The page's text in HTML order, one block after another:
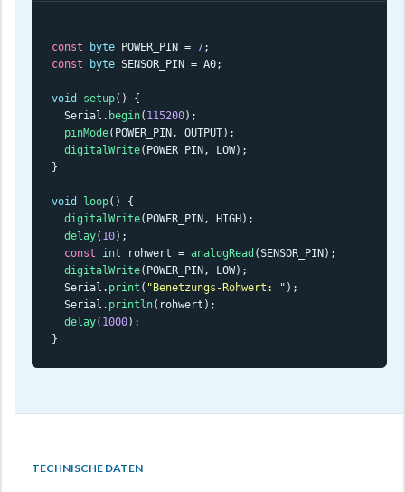
const byte POWER_PIN = 7
const
byte SENSOR_PIN = A0;
void setup() {
  Serial.
begin( 115200);
pinMode(POWER_PIN, OUTPUT);
digitalWrite(POWER_PIN, LOW);
}
void loop() {
digitalWrite(POWER_PIN, HIGH);
delay( 10);
const
int rohwert = analogRead (SENSOR_PIN);
digitalWrite(POWER_PIN, LOW);
  Serial.
print ( "Benetzungs-Rohwert: " );
  Serial.
println(rohwert);
delay( 1000);
}
TECHNISCHE DATEN